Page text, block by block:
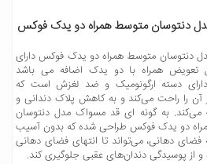
دنتوسان متوسط همراه دو یدک فوکس
دنتوسان متوسط همراه دو یدک فوکس دارای
تعویض همراه با دو یدک اضافه می باشد
دسته ارگونومیک و ضد لغزش است که
آن را راحت می‌کند و به کاهش پلاک دندانی و
به گونه ای قد مسواک مدل دنتوسان
دو یدک فوکس طراحی شده که بدون آسیب
فضای دهانی، می‌تواند تا انتهای فضای دهانی
و از پوسیدگی دندان‌های عقبی جلوگیری کند.